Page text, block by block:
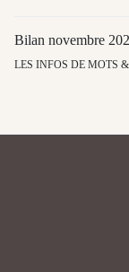
Bilan novembre
LES INFOS DE MOTS